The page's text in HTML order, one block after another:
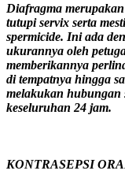
Diafragma
tutupi servix serta
spermicide. Ini ada
ukurannya oleh
memberikannya
di tempatnya hingga
melakukan hubungan
keseluruhan 24 jam.
KONTRASEPSI